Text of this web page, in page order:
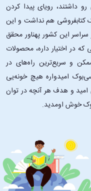
داشتند، رویای پیدا کردن
کتابفروشی هم نداشت و این
سراسر این کشور پهناور محقق
که در اختیار داره، محصولات
و سریع‌ترین راه‌های در
امیدواره هیچ خونه‌یی
امید و هدف هر آنچه در توان
خوش اومدید.